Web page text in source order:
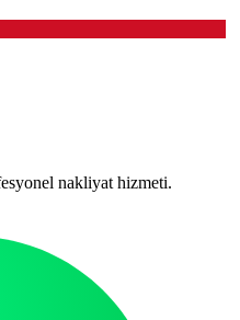
nakliyat hizmeti.